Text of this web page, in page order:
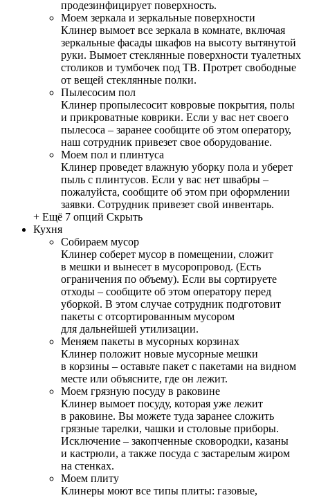
продезинфицирует поверхность.
Моем зеркала и зеркальные поверхности
Клинер вымоет все зеркала в комнате, включая
зеркальные фасады шкафов на высоту вытянутой
руки. Вымоет стеклянные поверхности туалетных
столиков и тумбочек под ТВ. Протрет свободные
от вещей стеклянные полки.
Пылесосим пол
Клинер пропылесосит ковровые покрытия, полы
и прикроватные коврики. Если у вас нет своего
пылесоса – заранее сообщите об этом оператору,
наш сотрудник привезет свое оборудование.
Моем пол и плинтуса
Клинер проведет влажную уборку пола и уберет
пыль с плинтусов. Если у вас нет швабры –
пожалуйста, сообщите об этом при оформлении
заявки. Сотрудник привезет свой инвентарь.
+ Ещё 7 опций Скрыть
Кухня
Собираем мусор
Клинер соберет мусор в помещении, сложит
в мешки и вынесет в мусоропровод. (Есть
ограничения по объему). Если вы сортируете
отходы – сообщите об этом оператору перед
уборкой. В этом случае сотрудник подготовит
пакеты с отсортированным мусором
для дальнейшей утилизации.
Меняем пакеты в мусорных корзинах
Клинер положит новые мусорные мешки
в корзины – оставьте пакет с пакетами на видном
месте или объясните, где он лежит.
Моем грязную посуду в раковине
Клинер вымоет посуду, которая уже лежит
в раковине. Вы можете туда заранее сложить
грязные тарелки, чашки и столовые приборы.
Исключение – закопченные сковородки, казаны
и кастрюли, а также посуда с застарелым жиром
на стенках.
Моем плиту
Клинеры моют все типы плиты: газовые,